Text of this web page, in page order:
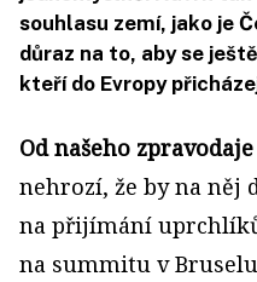
souhlasu zemí, jako je
důraz na to, aby se
kteří do Evropy
Od našeho
nehrozí, že by na něj
na přijímání
na summitu v